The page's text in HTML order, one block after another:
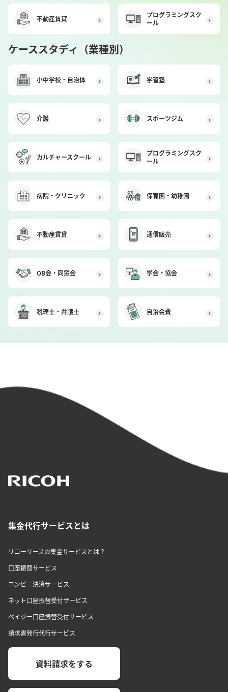
不動産賃貸
プログラミングスク
ール
ケーススタディ（業種別）
小中学校・自治体 学習塾
介護 スポーツジム
カルチャースクール
プログラミングスク
ール
病院・クリニック 保育園・幼稚園
不動産賃貸 通信販売
OB会・同窓会 学会・協会
税理士・弁護士 自治会費
集金代行サービスとは
リコーリースの集金サービスとは？
口座振替サービス
コンビニ決済サービス
ネット口座振替受付サービス
ペイジー口座振替受付サービス
請求書発行代行サービス
資料請求をする